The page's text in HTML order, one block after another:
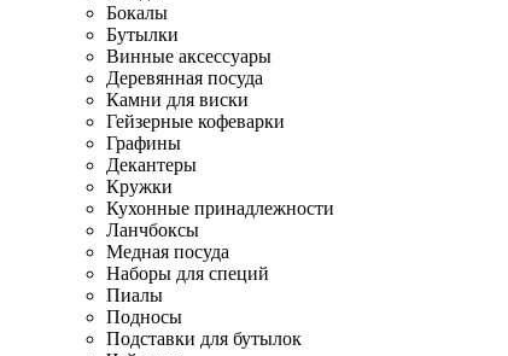
Бокалы
Бутылки
Винные аксессуары
Деревянная посуда
Камни для виски
Гейзерные кофеварки
Графины
Декантеры
Кружки
Кухонные принадлежности
Ланчбоксы
Медная посуда
Наборы для специй
Пиалы
Подносы
Подставки для бутылок